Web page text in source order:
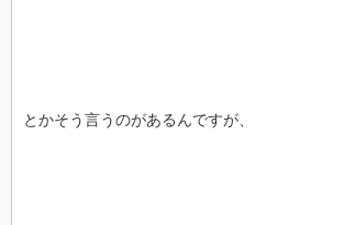
とかそう言うのがあるんですが、